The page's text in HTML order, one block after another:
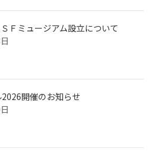
Ｆミュージアム設立について
開催のお知らせ